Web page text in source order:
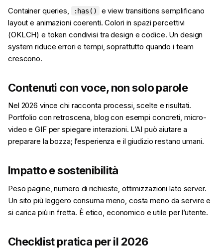
Container queries, :has()
e view transitions semplificano
layout e animazioni coerenti. Colori in spazi percettivi
(OKLCH) e token condivisi tra design e codice. Un design
system riduce errori e tempi, soprattutto quando i team
crescono.
Contenuti con voce, non solo parole
Nel 2026 vince chi racconta processi, scelte e risultati.
Portfolio con retroscena, blog con esempi concreti, micro-
video e GIF per spiegare interazioni. L’AI può aiutare a
preparare la bozza; l’esperienza e il giudizio restano umani.
Impatto e sostenibilità
Peso pagine, numero di richieste, ottimizzazioni lato server.
Un sito più leggero consuma meno, costa meno da servire e
si carica più in fretta. È etico, economico e utile per l’utente.
Checklist pratica per il 2026